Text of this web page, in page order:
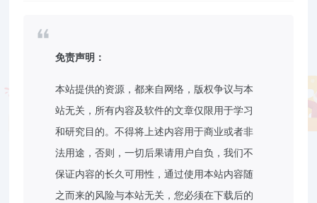
免责声明：
本站提供的资源，都来自网络，版权争议与本
站无关，所有内容及软件的文章仅限用于学习
和研究目的。不得将上述内容用于商业或者非
法用途，否则，一切后果请用户自负，我们不
保证内容的长久可用性，通过使用本站内容随
之而来的风险与本站无关，您必须在下载后的